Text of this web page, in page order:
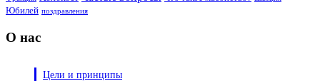
Юбилей поздравления
О нас
Цели и принципы